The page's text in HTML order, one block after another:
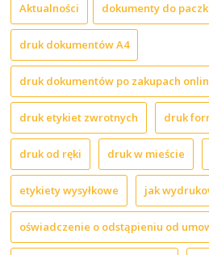
Aktualności dokumenty do
druk dokumentów A4
druk dokumentów po zakupach
druk etykiet zwrotnych druk
druk od ręki druk w mieście
etykiety wysyłkowe jak
oświadczenie o odstąpieniu od